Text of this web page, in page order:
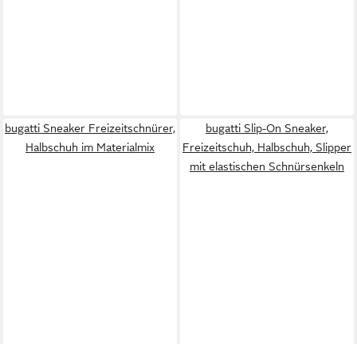
bugatti Sneaker Freizeitschnürer,
Halbschuh im Materialmix
bugatti Slip-On Sneaker,
Freizeitschuh, Halbschuh, Slipper
mit elastischen Schnürsenkeln